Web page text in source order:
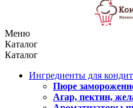
Меню
Каталог
Каталог
Ингредиенты для
Пюре
Агар, пектин,